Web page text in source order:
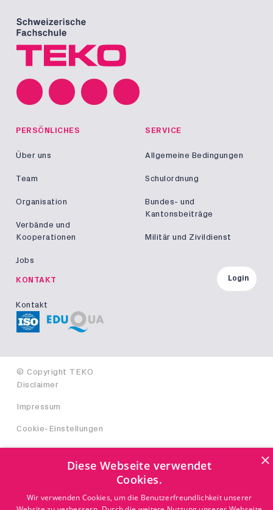
PERSÖNLICHES
Über uns
Team
Organisation
Verbände und
Kooperationen
Jobs
SERVICE
Allgemeine Bedingungen
Schulordnung
Bundes- und
Kantonsbeiträge
Militär und Zivildienst
KONTAKT
Kontakt
Login
© Copyright TEKO
Disclaimer
Impressum
Cookie-Einstellungen
×
Diese Webseite verwendet
Cookies.
Wir verwenden Cookies, um die Benutzerfreundlichkeit unserer